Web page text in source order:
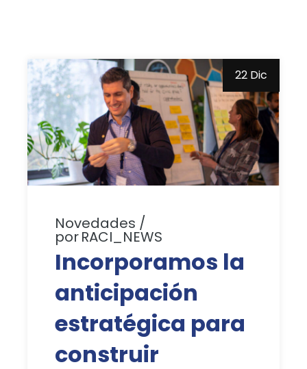
22 Dic
Novedades
porRACI_NEWS
Incorporamos la
anticipación
estratégica para
construir